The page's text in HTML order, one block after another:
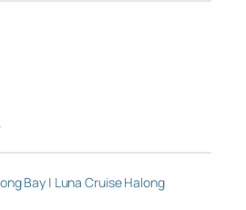
Bay | Luna Cruise Halong